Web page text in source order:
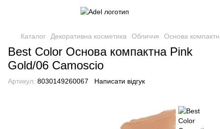
Каталог Декоративна косметика Обличчя Основа
Best Color Основа компактна Pink
Gold/06 Camoscio
Артикул: 8030149260067 Написати відгук